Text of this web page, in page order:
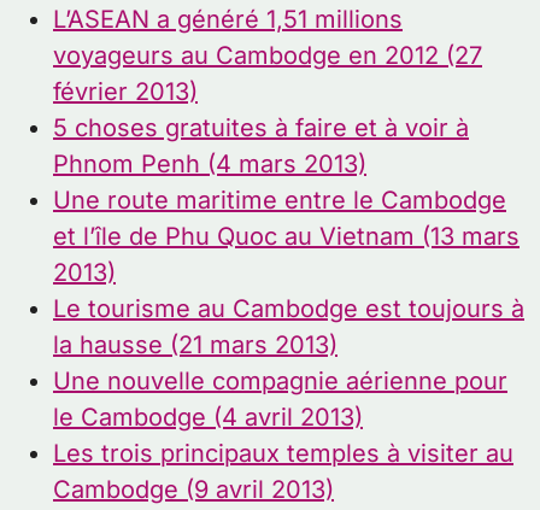
L’ASEAN a généré 1,51 millions
voyageurs au Cambodge en 2012 (27
février 2013)
5 choses gratuites à faire et à voir à
Phnom Penh (4 mars 2013)
Une route maritime entre le Cambodge
et l’île de Phu Quoc au Vietnam (13 mars
2013)
Le tourisme au Cambodge est toujours à
la hausse (21 mars 2013)
Une nouvelle compagnie aérienne pour
le Cambodge (4 avril 2013)
Les trois principaux temples à visiter au
Cambodge (9 avril 2013)